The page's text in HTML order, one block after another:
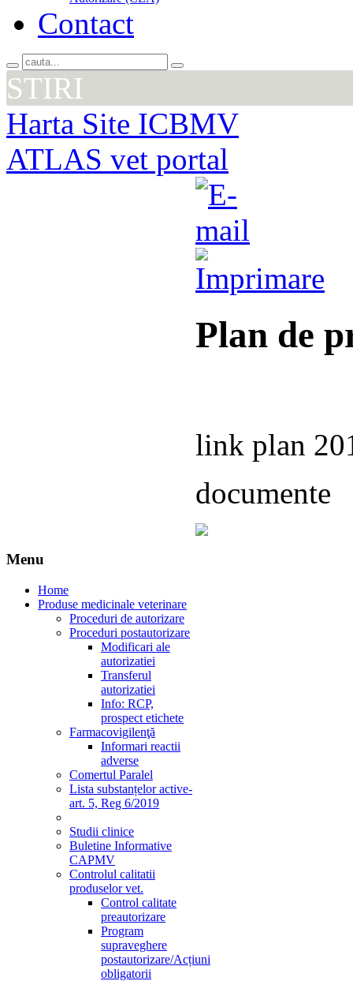
Contact
STIRI
Harta Site ICBMV
ATLAS vet portal
Plan de
link plan
documente
Menu
Home
Produse medicinale veterinare
Proceduri de autorizare
Proceduri postautorizare
Modificari ale
autorizatiei
Transferul
autorizatiei
Info: RCP,
prospect etichete
Farmacovigilenţă
Informari reactii
adverse
Comertul Paralel
Lista substanțelor active-
art. 5, Reg 6/2019
Studii clinice
Buletine Informative
CAPMV
Controlul calitatii
produselor vet.
Control calitate
preautorizare
Program
supraveghere
postautorizare/Acțiuni
obligatorii